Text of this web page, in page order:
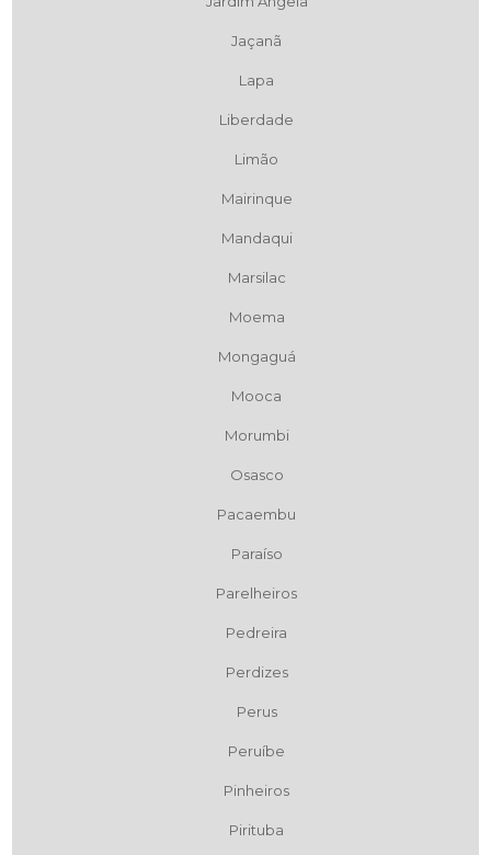
Jaçanã
Lapa
Liberdade
Limão
Mairinque
Mandaqui
Marsilac
Moema
Mongaguá
Mooca
Morumbi
Osasco
Pacaembu
Paraíso
Parelheiros
Pedreira
Perdizes
Perus
Peruíbe
Pinheiros
Pirituba